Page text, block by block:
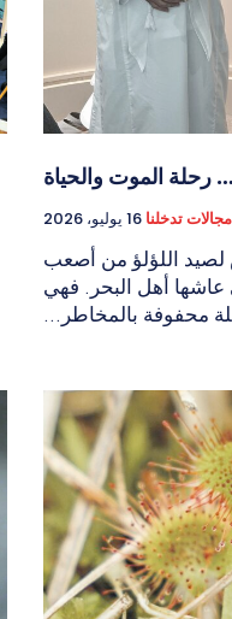
رحلة الموت والحياة
مجالات تدخلنا 16 يوليو، 2026
لصيد اللؤلؤ من أصعب
أهل البحر. فهي
محفوفة بالمخاطر...